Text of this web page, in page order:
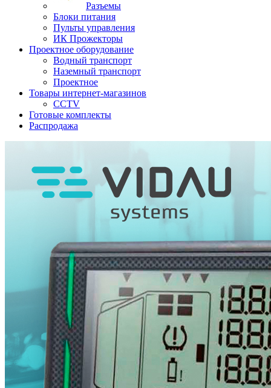
Разъемы
Блоки питания
Пульты управления
ИК Прожекторы
Проектное оборудование
Водный транспорт
Наземный транспорт
Проектное
Товары интернет-магазинов
CCTV
Готовые комплекты
Распродажа